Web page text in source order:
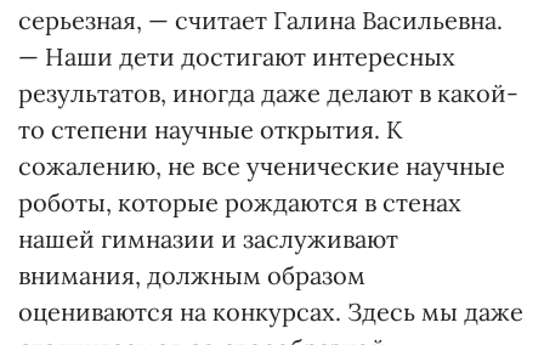
серьезная, — считает Галина Васильевна.
— Наши дети достигают интересных
результатов, иногда даже делают в какой-
то степени научные открытия. К
сожалению, не все ученические научные
роботы, которые рождаются в стенах
нашей гимназии и заслуживают
внимания, должным образом
оцениваются на конкурсах. Здесь мы даже